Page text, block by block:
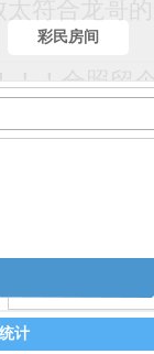
！！合照留
彩民房间
计